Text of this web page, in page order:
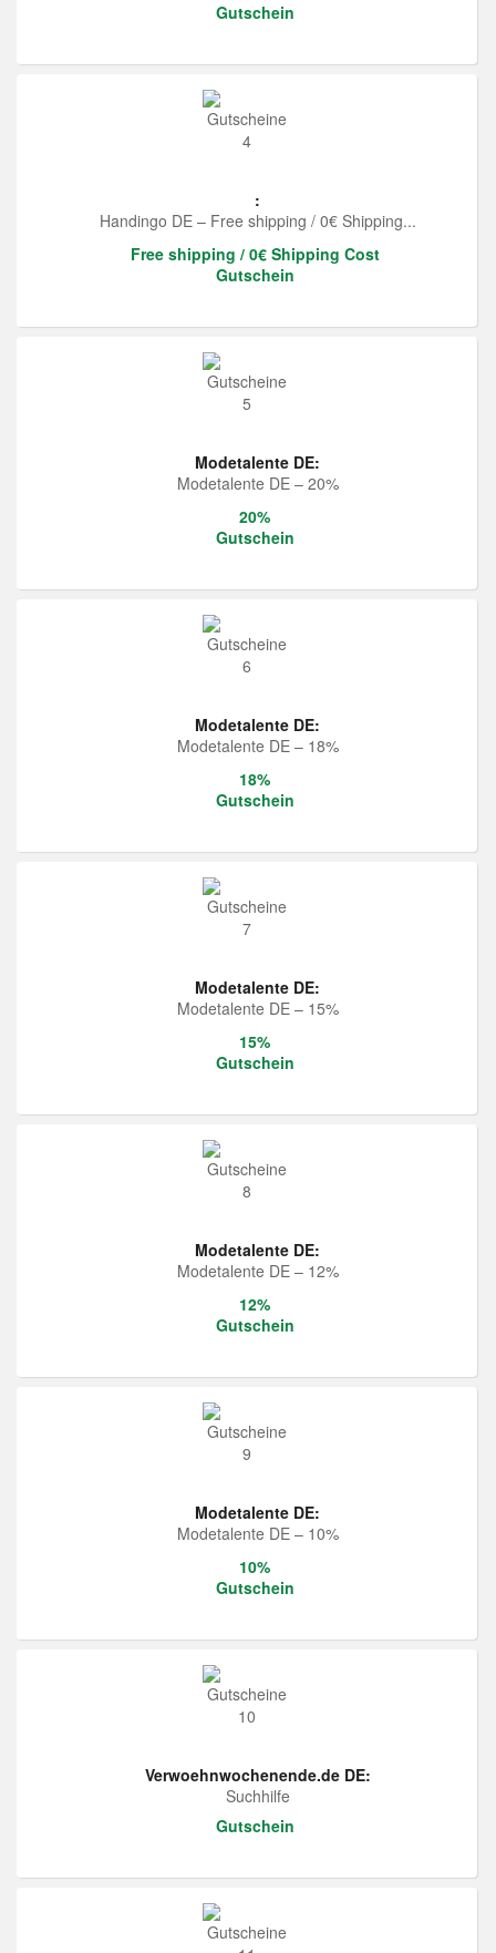
Gutschein
:
Handingo DE – Free shipping / 0€ Shipping...
Free shipping / 0€ Shipping Cost
Gutschein
Modetalente DE:
Modetalente DE – 20%
20%
Gutschein
Modetalente DE:
Modetalente DE – 18%
18%
Gutschein
Modetalente DE:
Modetalente DE – 15%
15%
Gutschein
Modetalente DE:
Modetalente DE – 12%
12%
Gutschein
Modetalente DE:
Modetalente DE – 10%
10%
Gutschein
Verwoehnwochenende.de DE:
Suchhilfe
Gutschein